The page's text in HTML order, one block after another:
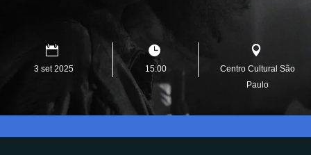
3 set 2025 15:00
Centro Cultural São
Paulo